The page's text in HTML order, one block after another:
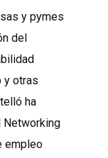
y pymes
del
y otras
ha
Networking
empleo